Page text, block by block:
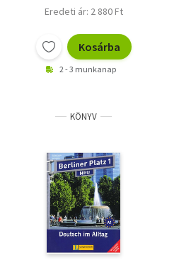
Eredeti ár: 2 880 Ft
Kosárba
2 - 3 munkanap
KÖNYV